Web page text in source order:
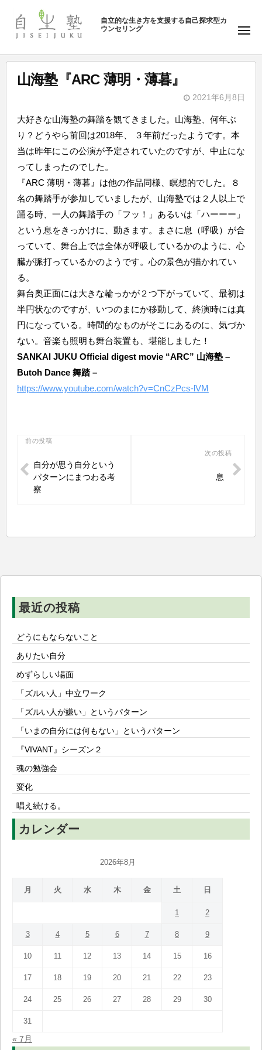
ン
自
塾
自立的な生き方を支援する自己探求型カ
ウンセリング
メ
ュ
ー
山海塾『ARC 薄明・薄暮』
2021年6月8日
y
自
生
塾
大好きな山海塾の舞踏を観てきました。山海塾、何年ぶ
り？どうやら前回は2018年、 ３年前だったようです。本
当は昨年にこの公演が予定されていたのですが、中止にな
ってしまったのでした。
『ARC 薄明・薄暮』は他の作品同様、瞑想的でした。８
名の舞踏手が参加していましたが、山海塾では２人以上で
踊る時、一人の舞踏手の「フッ！」あるいは「ハーーー」
という息をきっかけに、動きます。まさに息（呼吸）が合
っていて、舞台上では全体が呼吸しているかのように、心
臓が脈打っているかのようです。心の景色が描かれてい
る。
舞台奥正面には大きな輪っかが２つ下がっていて、最初は
半円状なのですが、いつのまにか移動して、終演時には真
円になっている。時間的なものがそこにあるのに、気づか
ない。音楽も照明も舞台装置も、堪能しました！
SANKAI JUKU Official digest movie “ARC” 山海塾 –
Butoh Dance 舞踏 –
https://www.youtube.com/watch?v=CnCzPcs-lVM
投
ナ
シ
ン
前の投稿
自分が思う自分という
パターンにまつわる考
察
次の投稿
息
最近の投稿
どうにもならないこと
ありたい自分
めずらしい場面
「ズルい人」中立ワーク
「ズルい人が嫌い」というパターン
「いまの自分には何もない」というパターン
『VIVANT』シーズン２
魂の勉強会
変化
唱え続ける。
カレンダー
2026年8月
月 火 水 木 金 土 日
1 2
3 4 5 6 7 8 9
10 11 12 13 14 15 16
17 18 19 20 21 22 23
24 25 26 27 28 29 30
31
« 7月